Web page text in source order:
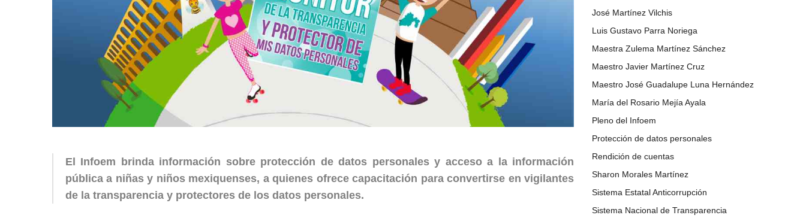
El Infoem brinda información sobre protección de datos personales y acceso a la información
pública a niñas y niños mexiquenses, a quienes ofrece capacitación para convertirse en vigilantes
de la transparencia y protectores de los datos personales.
José Martínez Vilchis
Luis Gustavo Parra Noriega
Maestra Zulema Martínez Sánchez
Maestro Javier Martínez Cruz
Maestro José Guadalupe Luna Hernández
María del Rosario Mejía Ayala
Pleno del Infoem
Protección de datos personales
Rendición de cuentas
Sharon Morales Martínez
Sistema Estatal Anticorrupción
Sistema Nacional de Transparencia